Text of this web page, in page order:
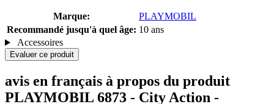
Marque:
PLAYMOBIL
Recommandé jusqu'à quel âge: 10 ans
Accessoires
Evaluer ce produit
avis en français à propos du produit
PLAYMOBIL 6873 - City Action -